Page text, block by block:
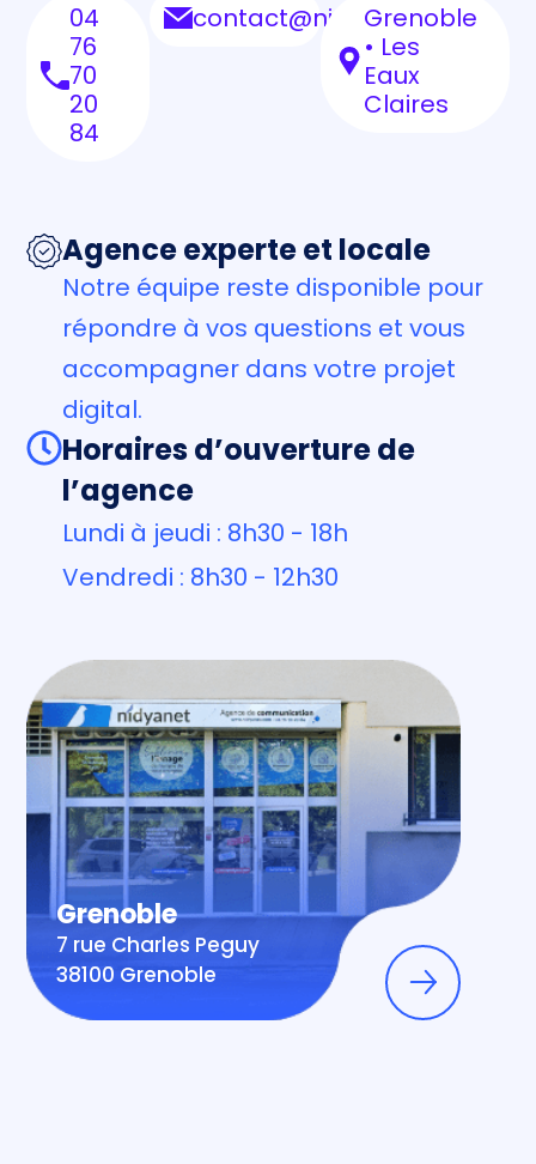
04
76
70
20
84
contact@nidyanet.com
Grenoble
• Les
Eaux
Claires
Agence experte et locale
Notre équipe reste disponible pour
répondre à vos questions et vous
accompagner dans votre projet
digital.
Horaires d’ouverture de
l’agence
Lundi à jeudi : 8h30 - 18h
Vendredi : 8h30 - 12h30
Grenoble
7 rue Charles Peguy
38100 Grenoble